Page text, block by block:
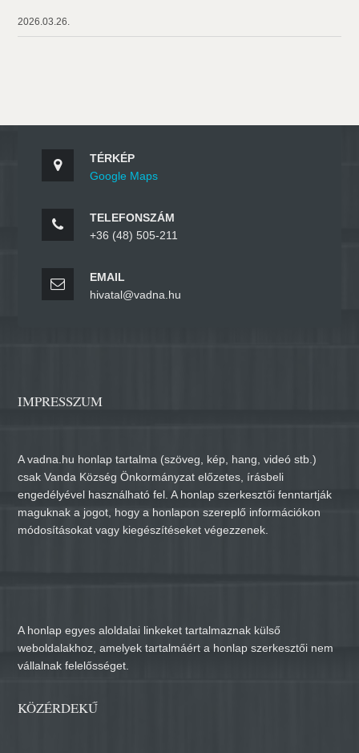
2026.03.26.
TÉRKÉP
Google Maps
TELEFONSZÁM
+36 (48) 505-211
EMAIL
hivatal@vadna.hu
IMPRESSZUM
A vadna.hu honlap tartalma (szöveg, kép, hang, videó stb.)
csak Vanda Község Önkormányzat előzetes, írásbeli
engedélyével használható fel. A honlap szerkesztői fenntartják
maguknak a jogot, hogy a honlapon szereplő információkon
módosításokat vagy kiegészítéseket végezzenek.
A honlap egyes aloldalai linkeket tartalmaznak külső
weboldalakhoz, amelyek tartalmáért a honlap szerkesztői nem
vállalnak felelősséget.
KÖZÉRDEKŰ